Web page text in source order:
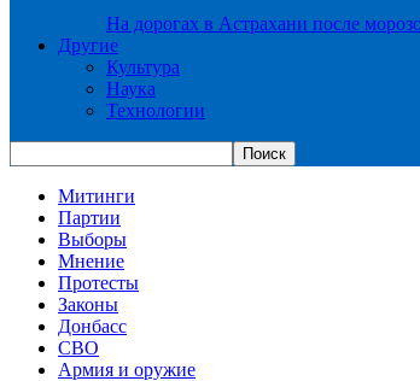
На дорогах в Астрахани после
Другие
Культура
Наука
Технологии
Митинги
Партии
Выборы
Мнение
Протесты
Законы
Донбасс
СВО
Армия и оружие